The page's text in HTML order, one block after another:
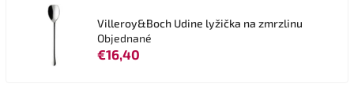
Villeroy&Boch Udine lyžička na zmrzlinu
Objednané
€16,40